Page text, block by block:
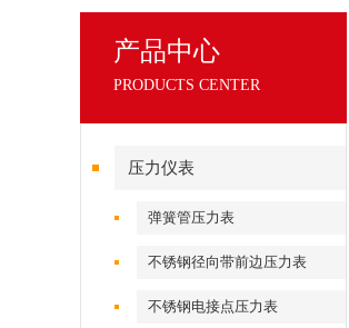
产品中心
PRODUCTS CENTER
压力仪表
弹簧管压力表
不锈钢径向带前边压力表
不锈钢电接点压力表